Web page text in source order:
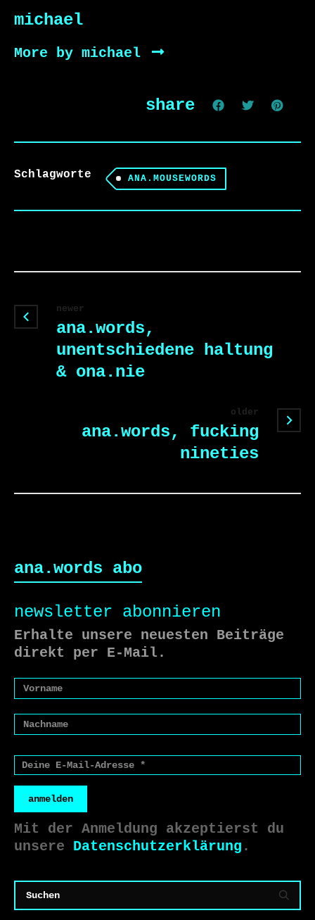
michael
More by michael
share
Schlagworte ANA.MOUSEWORDS
newer
ana.words,
unentschiedene haltung
& ona.nie
older
ana.words, fucking
nineties
ana.words abo
newsletter abonnieren
Erhalte unsere neuesten Beiträge
direkt per E-Mail.
anmelden
Mit der Anmeldung akzeptierst du
unsere Datenschutzerklärung .